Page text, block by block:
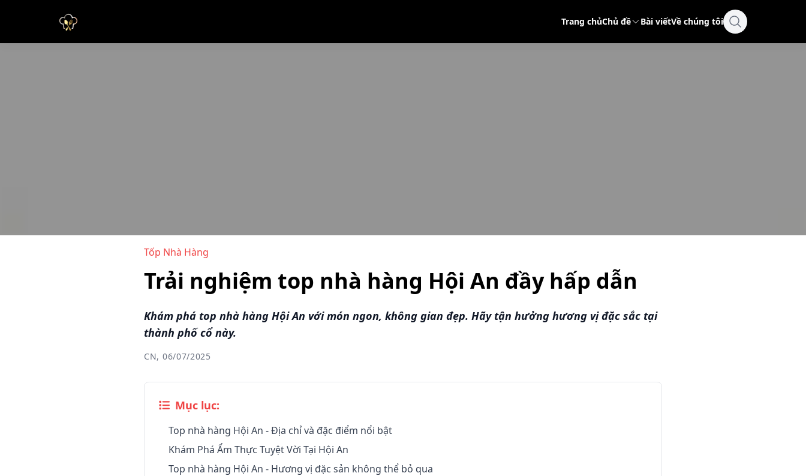
Trang chủChủ đề Bài viếtVề chúng tôi
Tốp Nhà Hàng
Trải nghiệm top nhà hàng Hội An đầy hấp dẫn
Khám phá top nhà hàng Hội An với món ngon, không gian đẹp. Hãy tận hưởng hương vị đặc sắc tại
thành phố cổ này.
CN, 06/07/2025
Mục lục:
Top nhà hàng Hội An - Địa chỉ và đặc điểm nổi bật
Khám Phá Ẩm Thực Tuyệt Vời Tại Hội An
Top nhà hàng Hội An - Hương vị đặc sản không thể bỏ qua